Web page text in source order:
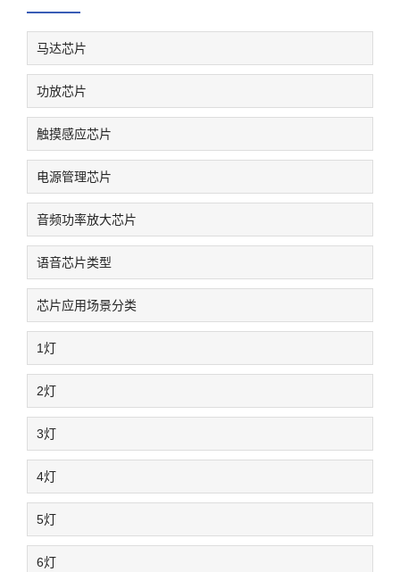
马达芯片
功放芯片
触摸感应芯片
电源管理芯片
音频功率放大芯片
语音芯片类型
芯片应用场景分类
1灯
2灯
3灯
4灯
5灯
6灯